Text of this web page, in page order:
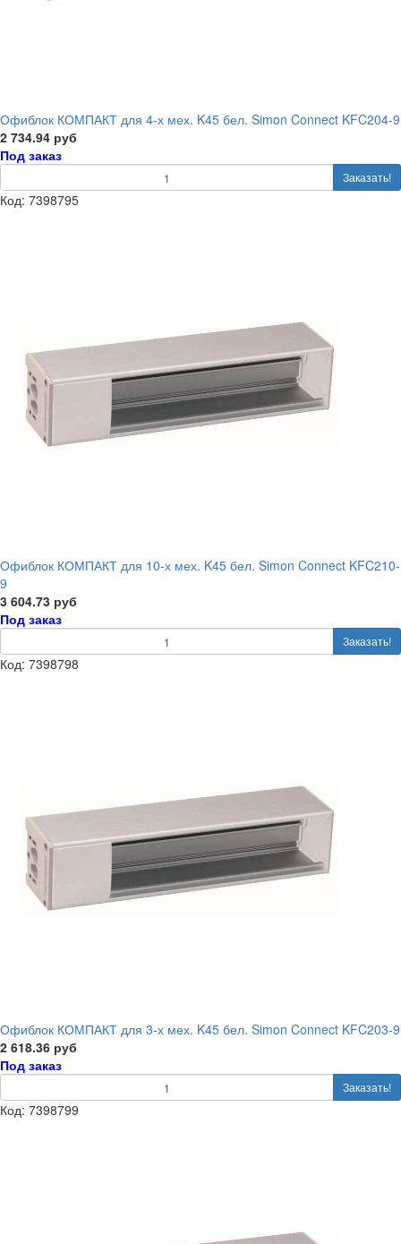
Офиблок КОМПАКТ для 4-х мех. K45 бел. Simon Connect KFC204-9
2 734.94 руб
Под заказ
Заказать!
Код: 7398795
Офиблок КОМПАКТ для 10-х мех. K45 бел. Simon Connect KFC210-
9
3 604.73 руб
Под заказ
Заказать!
Код: 7398798
Офиблок КОМПАКТ для 3-х мех. K45 бел. Simon Connect KFC203-9
2 618.36 руб
Под заказ
Заказать!
Код: 7398799